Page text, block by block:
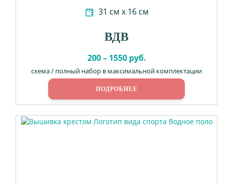
31 см х 16 см
ВДВ
200 – 1550 руб.
схема / полный набор в максимальной комплектации
ПОДРОБНЕЕ